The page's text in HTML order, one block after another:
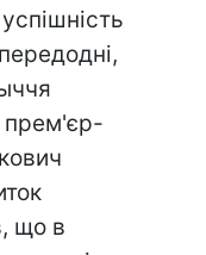
прем'єр-
що в